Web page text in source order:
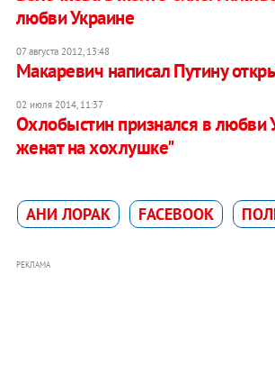
любви Украине
07 августа 2012, 13:48
Макаревич написал Путину
02 июля 2014, 11:37
Охлобыстин признался в любви
женат на хохлушке"
АНИ ЛОРАК FACEBOOK
РЕКЛАМА